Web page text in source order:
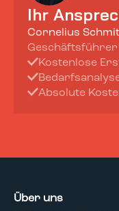
Ihr
Cornelius
Geschäftsführer
Kostenlose
Absolute
Über uns